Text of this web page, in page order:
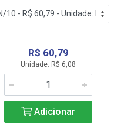
R$ 60,79
Unidade: R$ 6,08
Adicionar